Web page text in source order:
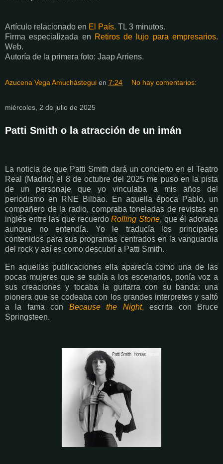
Artículo relacionado en El País. TL 3 minutos.
Firma especializada en Retiros de lujo para empresarios.
Web.
Autoría de la primera foto: Jaap Arriens.
Azucena Vega Amuchástegui en 7:24 No hay comentarios:
miércoles, 2 de julio de 2025
Patti Smith o la atracción de un imán
La noticia de que Patti Smith dará un concierto en el Teatro
Real (Madrid) el 8 de octubre del 2025 me puso en la pista
de un personaje que yo vinculaba a mis años del
periodismo en RNE Bilbao. En aquella época Pablo, un
compañero de la radio, compraba toneladas de revistas en
inglés entre las que recuerdoRolling Stone, que él adoraba
aunque no entendía. Yo le traducía los principales
contenidos para sus programas centrados en la vanguardia
del rock y así es como descubrí a Patti Smith.
En aquellas publicaciones ella aparecía como una de las
pocas mujeres que se subía a los escenarios, ponía voz a
sus creaciones y tocaba la guitarra con su banda: una
pionera que se codeaba con los grandes interpretes y saltó
a la fama con Because the Night, escrita con Bruce
Springsteen.